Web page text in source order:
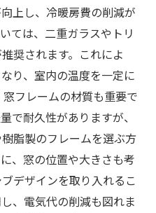
上し、冷暖房費の削減が
ては、二重ガラスやトリ
奨されます。これによ
り、室内の温度を一定に
フレームの材質も重要で
で耐久性がありますが、
脂製のフレームを選ぶ方
、窓の位置や大きさも考
デザインを取り入れるこ
、電気代の削減も図れま